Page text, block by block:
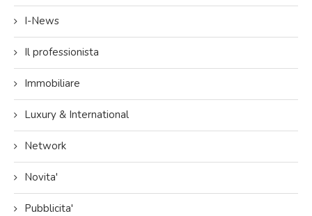
I-News
Il professionista
Immobiliare
Luxury & International
Network
Novita'
Pubblicita'